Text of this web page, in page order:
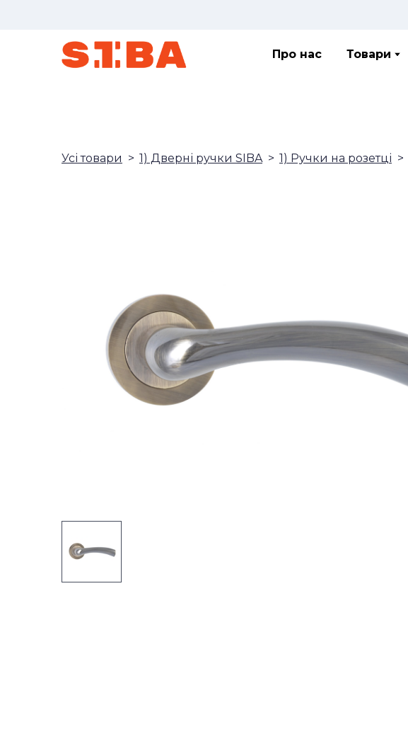
Про нас Товари
Усі товари 1) Дверні ручки SIBA 1) Ручки на розетці